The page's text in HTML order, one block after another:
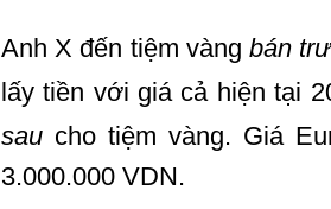
Anh X đến tiệm vàngbán
lấy tiền với giá cả hiện tại
sau cho tiệm vàng. Giá
3.000.000 VDN.